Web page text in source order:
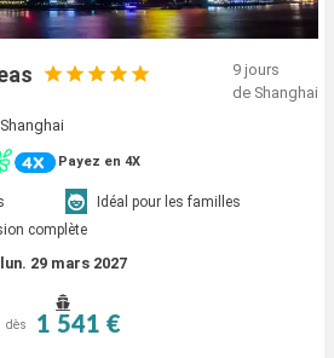
9 jours
de Shanghai
Payez en 4X
Idéal pour les familles
complète
lun. 29 mars 2027
dès 1 541 €